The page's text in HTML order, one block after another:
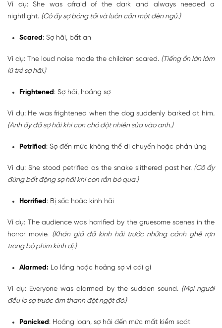
Ví dụ: She was afraid of the dark and always needed a
nightlight. (Cô ấy sợ bóng tối và luôn cần một đèn ngủ.)
Scared: Sợ hãi, bất an
Ví dụ: The loud noise made the children scared. (Tiếng ồn lớn làm
lũ trẻ sợ hãi.)
Frightened: Sợ hãi, hoảng sợ
Ví dụ: He was frightened when the dog suddenly barked at him.
(Anh ấy đã sợ hãi khi con chó đột nhiên sủa vào anh.)
Petrified: Sợ đến mức không thể di chuyển hoặc phản ứng
Ví dụ: She stood petrified as the snake slithered past her. (Cô ấy
đứng bất động sợ hãi khi con rắn bò qua.)
Horrified: Bị sốc hoặc kinh hãi
Ví dụ: The audience was horrified by the gruesome scenes in the
horror movie. (Khán giả đã kinh hãi trước những cảnh ghê rợn
trong bộ phim kinh dị.)
Alarmed: Lo lắng hoặc hoảng sợ vì cái gì
Ví dụ: Everyone was alarmed by the sudden sound. (Mọi người
đều lo sợ trước âm thanh đột ngột đó.)
Panicked: Hoảng loạn, sợ hãi đến mức mất kiểm soát